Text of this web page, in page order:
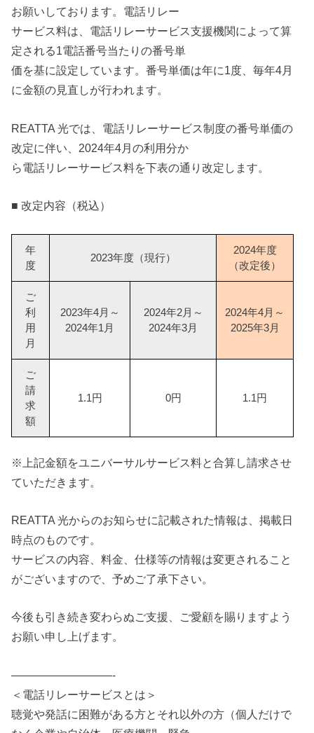
お願いしております。電話リレー
サービス料は、電話リレーサービス支援機関によって算
定される1電話番号当たりの番号単
価を基に設定しています。番号単価は年に1度、毎年4月
に金額の見直しが行われます。
REATTA 光では、電話リレーサービス制度の番号単価の
改定に伴い、2024年4月の利用分か
ら電話リレーサービス料を下表の通り改定します。
■ 改定内容（税込）
年
度
2023年度（現行）
2024年度
（改定後）
ご
利
用
月
2023年4月～
2024年1月
2024年2月～
2024年3月
2024年4月～
2025年3月
ご
請
求
額
1.1円 0円 1.1円
※上記金額をユニバーサルサービス料と合算し請求させ
ていただきます。
REATTA 光からのお知らせに記載された情報は、掲載日
時点のものです。
サービスの内容、料金、仕様等の情報は変更されること
がございますので、予めご了承下さい。
今後も引き続き変わらぬご支援、ご愛顧を賜りますよう
お願い申し上げます。
—————————-
＜電話リレーサービスとは＞
聴覚や発話に困難がある方とそれ以外の方（個人だけで